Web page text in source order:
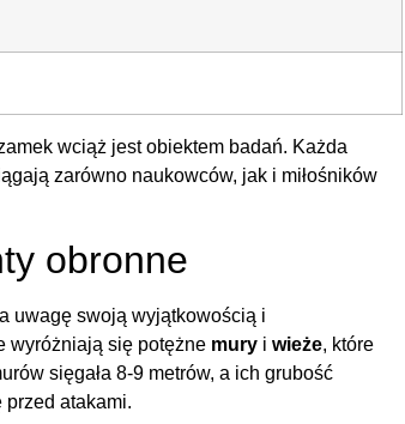
wciąż jest obiektem badań. Każda
zarówno naukowców, jak i miłośników
obronne
uwagę swoją wyjątkowością i
wyróżniają się potężne mury i wieże, które
sięgała 8-9 metrów, a ich grubość
przed atakami.